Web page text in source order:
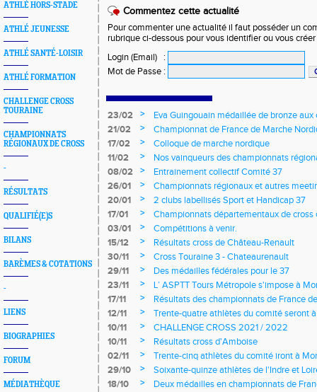
ATHLÉ HORS-STADE
ATHLÉ JEUNESSE
ATHLÉ SANTÉ-LOISIR
ATHLÉ FORMATION
CHALLENGE CROSS
TOURAINE
CHAMPIONNATS
RÉGIONAUX DE CROSS
-
RÉSULTATS
QUALIFIÉ(E)S
BILANS
BARÈMES & COTATIONS
-
LIENS
BIOGRAPHIES
FORUM
MÉDIATHÈQUE
Commentez cette actualité
Pour commenter une actualité il faut posséder un
rubrique ci-dessous pour vous identifier ou vous
Login (Email)
:
Mot de Passe :
23/02 >
Eva Guingouain médaillée de bronze
jeunes
21/02 >
Championnat de France de Marche
17/02
>
Colloque de marche nordique
11/02
>
Nos vainqueurs des championnats
08/02
>
Entrainement collectif Comité 37
26/01
>
Championnats régionaux et autres
20/01
>
2 clubs labellisés Sport et Handicap 37
17/01
>
Championnats départementaux de cross
longs et meetings en salle
03/01 >
Compétitions à venir.
15/12
>
Résultats cross de Château-Renault
30/11
>
Cross Touraine 3 - Chateaurenault
29/11
>
Des médailles fédérales pour le 37
23/11
>
L’ ASPTT Tours Métropole s'impose à
17/11
>
Résultats des championnats de France
12/11
>
Trente-quatre athlètes du comité seront
10/11
>
CHALLENGE CROSS 2021 / 2022
10/11
>
Résultats cross d'Amboise
02/11
>
Trente-cinq athlètes du comité iront à
29/10
>
Soixante-quinze athlètes de l'Indre et
régionaux de cross-country 2021
18/10 > Deux médailles en championnats de